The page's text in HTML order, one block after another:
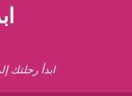
ابدأ رحلتك